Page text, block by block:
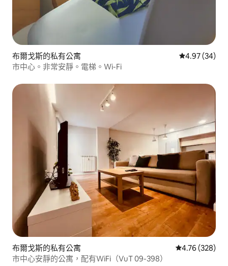
布爾戈斯的私有公寓 從 34 則評價
4.97 (34)
市中心。非常安靜。電梯。Wi-Fi
布爾戈斯的私有公寓 從 328 則評價
4.76 (328)
市中心安靜的公寓，配有WiFi（VuT 09-398）